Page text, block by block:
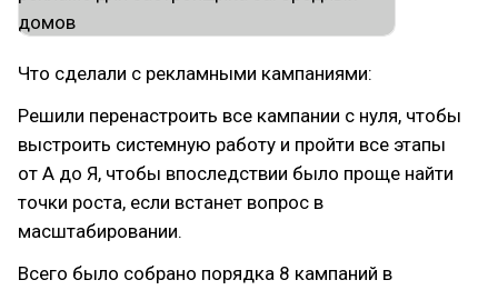
Что сделали с рекламными кампаниями:
Решили перенастроить все кампании с нуля, чтобы
выстроить системную работу и пройти все этапы
от А до Я, чтобы впоследствии было проще найти
точки роста, если встанет вопрос в
масштабировании.
Всего было собрано порядка 8 кампаний в